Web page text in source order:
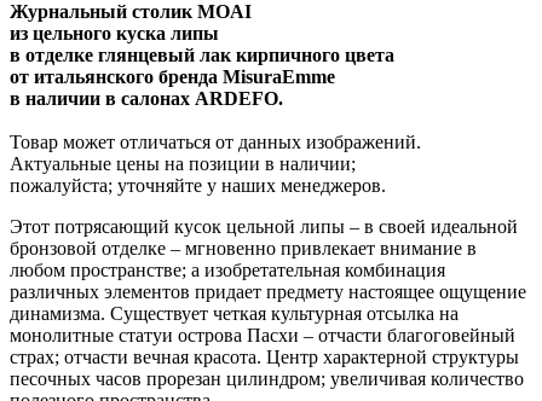
Журнальный столик MOAI
из цельного куска липы
в отделке глянцевый лак кирпичного цвета
от итальянского бренда MisuraEmme
в наличии в салонах ARDEFO.
Товар может отличаться от данных изображений.
Актуальные цены на позиции в наличии;
пожалуйста; уточняйте у наших менеджеров.
Этот потрясающий кусок цельной липы – в своей идеальной
бронзовой отделке – мгновенно привлекает внимание в
любом пространстве; а изобретательная комбинация
различных элементов придает предмету настоящее ощущение
динамизма. Существует четкая культурная отсылка на
монолитные статуи острова Пасхи – отчасти благоговейный
страх; отчасти вечная красота. Центр характерной структуры
песочных часов прорезан цилиндром; увеличивая количество